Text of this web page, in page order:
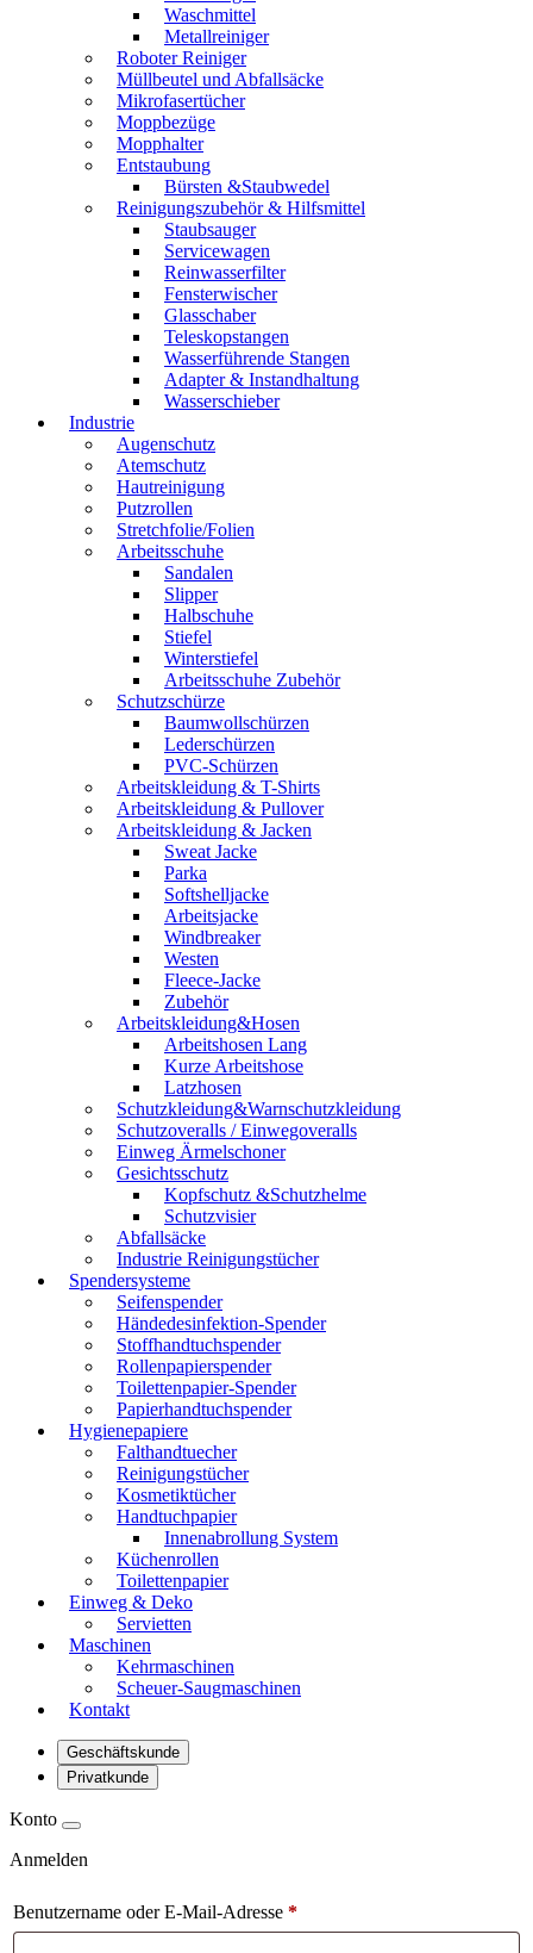
Waschmittel
Metallreiniger
Roboter Reiniger
Müllbeutel und Abfallsäcke
Mikrofasertücher
Moppbezüge
Mopphalter
Entstaubung
Bürsten &Staubwedel
Reinigungszubehör & Hilfsmittel
Staubsauger
Servicewagen
Reinwasserfilter
Fensterwischer
Glasschaber
Teleskopstangen
Wasserführende Stangen
Adapter & Instandhaltung
Wasserschieber
Industrie
Augenschutz
Atemschutz
Hautreinigung
Putzrollen
Stretchfolie/Folien
Arbeitsschuhe
Sandalen
Slipper
Halbschuhe
Stiefel
Winterstiefel
Arbeitsschuhe Zubehör
Schutzschürze
Baumwollschürzen
Lederschürzen
PVC-Schürzen
Arbeitskleidung & T-Shirts
Arbeitskleidung & Pullover
Arbeitskleidung & Jacken
Sweat Jacke
Parka
Softshelljacke
Arbeitsjacke
Windbreaker
Westen
Fleece-Jacke
Zubehör
Arbeitskleidung&Hosen
Arbeitshosen Lang
Kurze Arbeitshose
Latzhosen
Schutzkleidung&Warnschutzkleidung
Schutzoveralls / Einwegoveralls
Einweg Ärmelschoner
Gesichtsschutz
Kopfschutz &Schutzhelme
Schutzvisier
Abfallsäcke
Industrie Reinigungstücher
Spendersysteme
Seifenspender
Händedesinfektion-Spender
Stoffhandtuchspender
Rollenpapierspender
Toilettenpapier-Spender
Papierhandtuchspender
Hygienepapiere
Falthandtuecher
Reinigungstücher
Kosmetiktücher
Handtuchpapier
Innenabrollung System
Küchenrollen
Toilettenpapier
Einweg & Deko
Servietten
Maschinen
Kehrmaschinen
Scheuer-Saugmaschinen
Kontakt
Geschäftskunde
Privatkunde
Konto
Anmelden
Benutzername oder E-Mail-Adresse *